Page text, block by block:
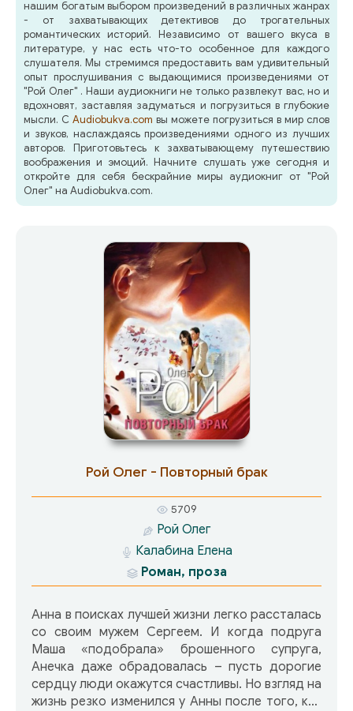
нашим богатым выбором произведений в различных жанрах
- от захватывающих детективов до трогательных
романтических историй. Независимо от вашего вкуса в
литературе, у нас есть что-то особенное для каждого
слушателя. Мы стремимся предоставить вам удивительный
опыт прослушивания с выдающимися произведениями от
"Рой Олег" . Наши аудиокниги не только развлекут вас, но и
вдохновят, заставляя задуматься и погрузиться в глубокие
мысли. С Audiobukva.com вы можете погрузиться в мир слов
и звуков, наслаждаясь произведениями одного из лучших
авторов. Приготовьтесь к захватывающему путешествию
воображения и эмоций. Начните слушать уже сегодня и
откройте для себя бескрайние миры аудиокниг от "Рой
Олег" на Audiobukva.com.
Рой Олег - Повторный брак
5709
Рой Олег
Калабина Елена
Роман, проза
Анна в поисках лучшей жизни легко рассталась
со своим мужем Сергеем. И когда подруга
Маша «подобрала» брошенного супруга,
Анечка даже обрадовалась – пусть дорогие
сердцу люди окажутся счастливы. Но взгляд на
жизнь резко изменился у Анны после того, как